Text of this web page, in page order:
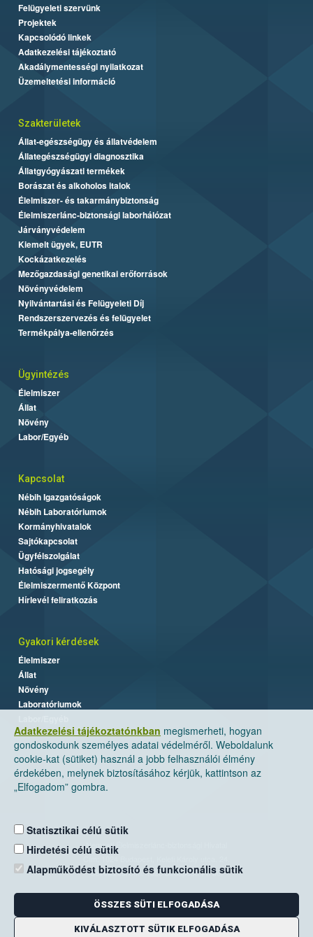
Adatkezelési tájékoztatónkban megismerheti, hogyan
gondoskodunk személyes adatai védelméről. Weboldalunk
cookie-kat (sütiket) használ a jobb felhasználói élmény
érdekében, melynek biztosításához kérjük, kattintson az
„Elfogadom” gombra.
Statisztikai célú sütik
Hirdetési célú sütik
Alapműködést biztosító és funkcionális sütik
ÖSSZES SÜTI ELFOGADÁSA
KIVÁLASZTOTT SÜTIK ELFOGADÁSA
Felügyeleti szervünk
Projektek
Kapcsolódó linkek
Adatkezelési tájékoztató
Akadálymentességi nyilatkozat
Üzemeltetési információ
Szakterületek
Állat-egészségügy és állatvédelem
Állategészségügyi diagnosztika
Állatgyógyászati termékek
Borászat és alkoholos italok
Élelmiszer- és takarmánybiztonság
Élelmiszerlánc-biztonsági laborhálózat
Járványvédelem
Kiemelt ügyek, EUTR
Kockázatkezelés
Mezőgazdasági genetikai erőforrások
Növényvédelem
Nyilvántartási és Felügyeleti Díj
Rendszerszervezés és felügyelet
Termékpálya-ellenőrzés
Ügyintézés
Élelmiszer
Állat
Növény
Labor/Egyéb
Kapcsolat
Nébih Igazgatóságok
Nébih Laboratóriumok
Kormányhivatalok
Sajtókapcsolat
Ügyfélszolgálat
Hatósági jogsegély
Élelmiszermentő Központ
Hírlevél feliratkozás
Gyakori kérdések
Élelmiszer
Állat
Növény
Laboratóriumok
Nemzeti Élelmiszerlánc-biztonsági Hivatal
Levelezési cím: 1525 Budapest. Pf. 30.
E-mail:ugyfelszolgalat@nebih.gov.hu
Zöld szám: 06-80/263-244